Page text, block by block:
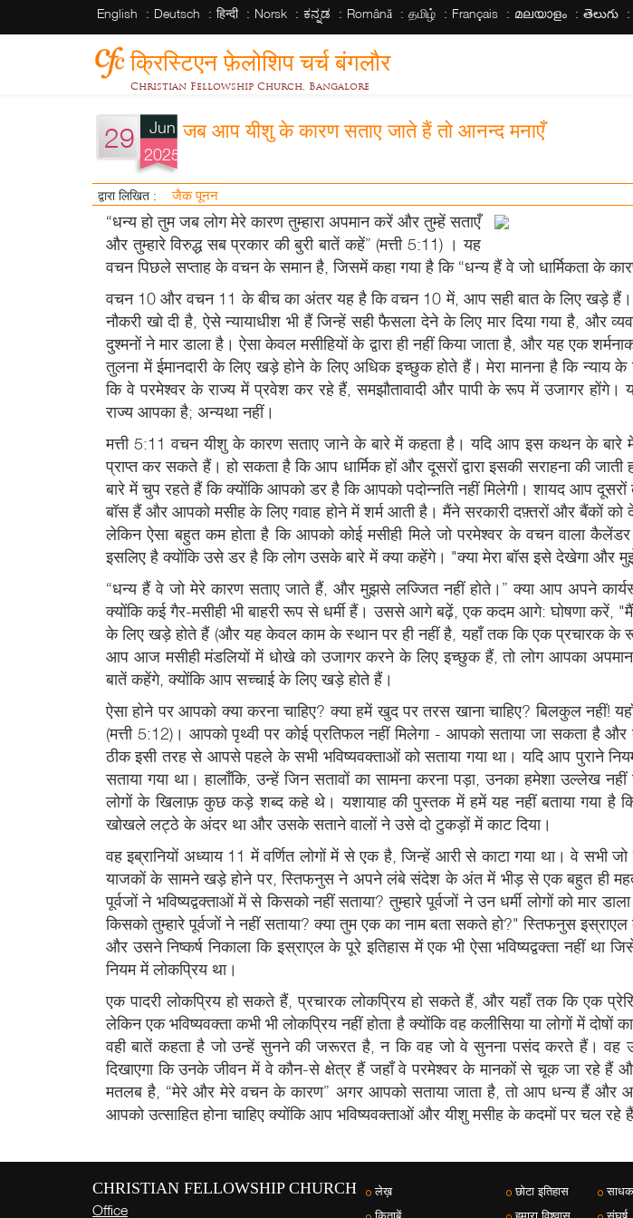
English Deutsch हिन्दी Norsk ಕನ್ನಡ Română தமிழ் Français മലയാളം తెలుగు
क्रिस्टिएन फ़ेलोशिप चर्च बंगलौर
Christian Fellowship Church, Bangalore
29
Jun
2025
जब आप यीशु के कारण सताए जाते हैं तो आनन्द मनाएँ
द्वारा लिखित : जैक पूनन
“धन्य हो तुम जब लोग मेरे कारण तुम्हारा अपमान करें और तुम्हें सताएँ
और तुम्हारे विरुद्ध सब प्रकार की बुरी बातें कहें” (मत्ती 5:11) । यह
वचन पिछले सप्ताह के वचन के समान है, जिसमें कहा गया है कि “धन्य हैं वे जो धार्मिकता के
वचन 10 और वचन 11 के बीच का अंतर यह है कि वचन 10 में, आप सही बात के लिए खड़े हैं।
नौकरी खो दी है, ऐसे न्यायाधीश भी हैं जिन्हें सही फैसला देने के लिए मार दिया गया है,
दुश्मनों ने मार डाला है। ऐसा केवल मसीहियों के द्वारा ही नहीं किया जाता है, और यह एक
तुलना में ईमानदारी के लिए खड़े होने के लिए अधिक इच्छुक होते हैं। मेरा मानना है कि
कि वे परमेश्वर के राज्य में प्रवेश कर रहे हैं, समझौतावादी और पापी के रूप में उजागर होंगे।
राज्य आपका है; अन्यथा नहीं।
मत्ती 5:11 वचन यीशु के कारण सताए जाने के बारे में कहता है। यदि आप इस कथन के
प्राप्त कर सकते हैं। हो सकता है कि आप धार्मिक हों और दूसरों द्वारा इसकी सराहना की
बारे में चुप रहते हैं कि क्योंकि आपको डर है कि आपको पदोन्नति नहीं मिलेगी। शायद आप
बॉस हैं और आपको मसीह के लिए गवाह होने में शर्म आती है। मैंने सरकारी दफ़्तरों और बैंकों को
लेकिन ऐसा बहुत कम होता है कि आपको कोई मसीही मिले जो परमेश्वर के वचन वाला
इसलिए है क्योंकि उसे डर है कि लोग उसके बारे में क्या कहेंगे। "क्या मेरा बॉस इसे देखेगा और
“धन्य हैं वे जो मेरे कारण सताए जाते हैं, और मुझसे लज्जित नहीं होते।” क्या आप अपने
क्योंकि कई गैर-मसीही भी बाहरी रूप से धर्मी हैं। उससे आगे बढ़ें, एक कदम आगे: घोषणा
के लिए खड़े होते हैं (और यह केवल काम के स्थान पर ही नहीं है, यहाँ तक कि एक प्रचारक के
आप आज मसीही मंडलियों में धोखे को उजागर करने के लिए इच्छुक हैं, तो लोग आपका
बातें कहेंगे, क्योंकि आप सच्चाई के लिए खड़े होते हैं।
ऐसा होने पर आपको क्या करना चाहिए? क्या हमें खुद पर तरस खाना चाहिए? बिलकुल नहीं!
(मत्ती 5:12)। आपको पृथ्वी पर कोई प्रतिफल नहीं मिलेगा - आपको सताया जा सकता है
ठीक इसी तरह से आपसे पहले के सभी भविष्यवक्ताओं को सताया गया था। यदि आप पुराने
सताया गया था। हालाँकि, उन्हें जिन सतावों का सामना करना पड़ा, उनका हमेशा उल्लेख
लोगों के खिलाफ़ कुछ कड़े शब्द कहे थे। यशायाह की पुस्तक में हमें यह नहीं बताया गया है
खोखले लट्ठे के अंदर था और उसके सताने वालों ने उसे दो टुकड़ों में काट दिया।
वह इब्रानियों अध्याय 11 में वर्णित लोगों में से एक है, जिन्हें आरी से काटा गया था। वे सभी
याजकों के सामने खड़े होने पर, स्तिफनुस ने अपने लंबे संदेश के अंत में भीड़ से एक बहुत ही
पूर्वजों ने भविष्यद्वक्ताओं में से किसको नहीं सताया? तुम्हारे पूर्वजों ने उन धर्मी लोगों को
किसको तुम्हारे पूर्वजों ने नहीं सताया? क्या तुम एक का नाम बता सकते हो?" स्तिफनुस
और उसने निष्कर्ष निकाला कि इस्राएल के पूरे इतिहास में एक भी ऐसा भविष्यद्वक्ता नहीं था
नियम में लोकप्रिय था।
एक पादरी लोकप्रिय हो सकते हैं, प्रचारक लोकप्रिय हो सकते हैं, और यहाँ तक कि एक
लेकिन एक भविष्यवक्ता कभी भी लोकप्रिय नहीं होता है क्योंकि वह कलीसिया या लोगों में
वही बातें कहता है जो उन्हें सुनने की जरूरत है, न कि वह जो वे सुनना पसंद करते हैं। वह
दिखाएगा कि उनके जीवन में वे कौन-से क्षेत्र हैं जहाँ वे परमेश्‍वर के मानकों से चूक जा रहे हैं
मतलब है, “मेरे और मेरे वचन के कारण” अगर आपको सताया जाता है, तो आप धन्य हैं और
आपको उत्साहित होना चाहिए क्योंकि आप भविष्यवक्ताओं और यीशु मसीह के कदमों पर चल रहे
CHRISTIAN FELLOWSHIP CHURCH
Office
लेख़
छोटा इतिहास
साधक